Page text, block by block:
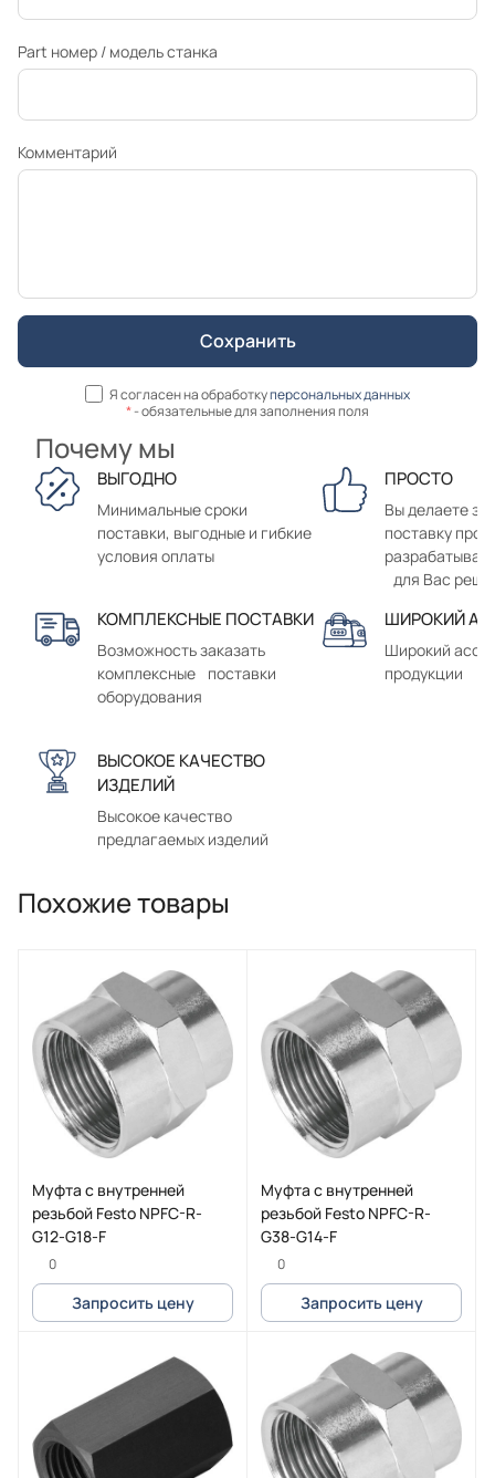
Part номер / модель станка
Комментарий
Я согласен на обработкуперсональных данных
*- обязательные для заполнения поля
Почему мы
ВЫГОДНО
Минимальные сроки
поставки, выгодные и гибкие
условия оплаты
ПРОСТО
Вы делаете
поставку
для Вас
КОМПЛЕКСНЫЕ ПОСТАВКИ
Возможность заказать
комплексные поставки
оборудования
ШИРОКИЙ
Широкий
продукции
ВЫСОКОЕ КАЧЕСТВО
ИЗДЕЛИЙ
Высокое качество
предлагаемых изделий
Похожие товары
Муфта с внутренней
резьбой Festo NPFC-R-
G12-G18-F
0
Запросить цену
Муфта с внутренней
резьбой Festo NPFC-R-
G38-G14-F
0
Запросить цену